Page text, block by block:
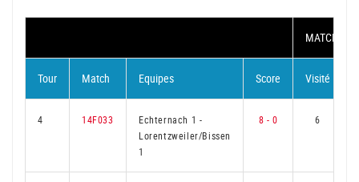
MATCH
Tour Match Equipes Score Visité
4 14F033 Echternach 1 -
Lorentzweiler/Bissen
1
8 - 0 6